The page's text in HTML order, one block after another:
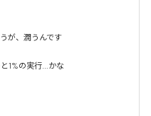
が、潤うんです
1%の実行…かな